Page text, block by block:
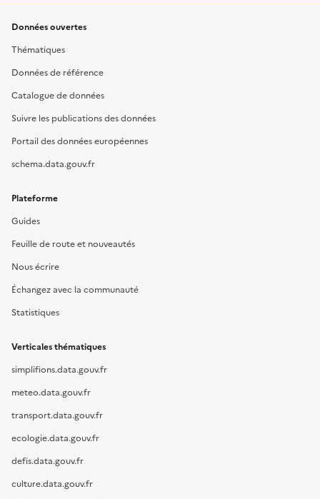
Données ouvertes
Thématiques
Données de référence
Catalogue de données
Suivre les publications des données
Portail des données européennes
schema.data.gouv.fr
Plateforme
Guides
Feuille de route et nouveautés
Nous écrire
Échangez avec la communauté
Statistiques
Verticales thématiques
simplifions.data.gouv.fr
meteo.data.gouv.fr
transport.data.gouv.fr
ecologie.data.gouv.fr
defis.data.gouv.fr
culture.data.gouv.fr